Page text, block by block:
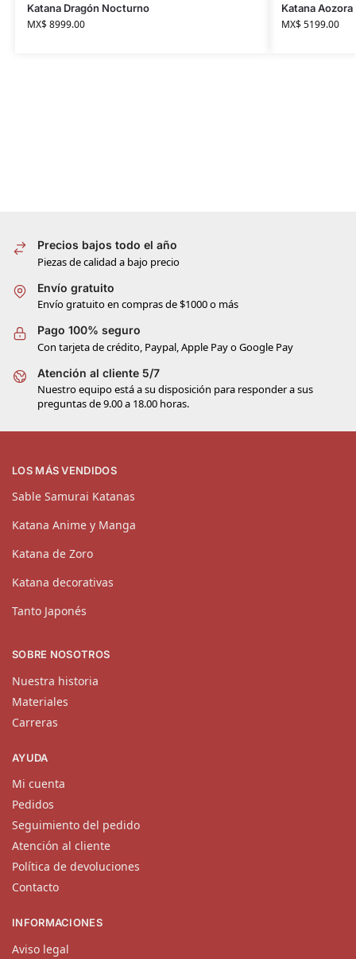
Katana Dragón Nocturno
MX$8999.00
Katana Aozora
MX$5199.00
Precios bajos todo el año
Piezas de calidad a bajo precio
Envío gratuito
Envío gratuito en compras de $1000 o más
Pago 100% seguro
Con tarjeta de crédito, Paypal, Apple Pay o Google Pay
Atención al cliente 5/7
Nuestro equipo está a su disposición para responder a sus
preguntas de 9.00 a 18.00 horas.
LOS MÁS VENDIDOS
Sable Samurai Katanas
Katana Anime y Manga
Katana de Zoro
Katana decorativas
Tanto Japonés
SOBRE NOSOTROS
Nuestra historia
Materiales
Carreras
AYUDA
Mi cuenta
Pedidos
Seguimiento del pedido
Atención al cliente
Política de devoluciones
Contacto
INFORMACIONES
Aviso legal